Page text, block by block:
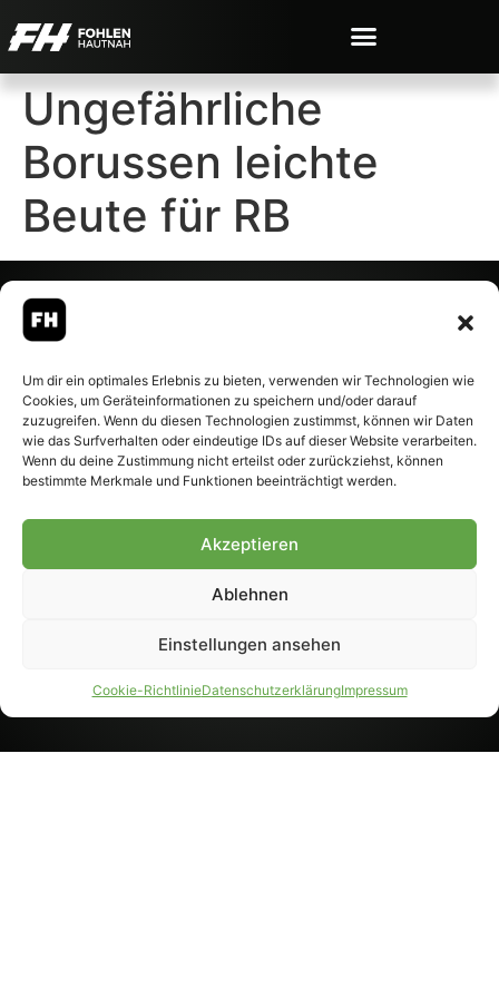
Um dir ein optimales Erlebnis zu bieten, verwenden wir Technologien wie
Cookies, um Geräteinformationen zu speichern und/oder darauf
zuzugreifen. Wenn du diesen Technologien zustimmst, können wir Daten
wie das Surfverhalten oder eindeutige IDs auf dieser Website verarbeiten.
Wenn du deine Zustimmung nicht erteilst oder zurückziehst, können
bestimmte Merkmale und Funktionen beeinträchtigt werden.
Akzeptieren
Ablehnen
Einstellungen ansehen
Cookie-RichtlinieDatenschutzerklärungImpressum
Ungefährliche
Borussen leichte
Beute für RB
– Alle rechte vorbehalten.
Fohlen-Hautnah.de ist ein
offiziell eingetragenes Magazin
bei der Deutschen
Nationalbibliothek (ISSN 1868-
Weiterverarbeitung, auch
Genehmigung.
PARTNER WERDEN
AGB